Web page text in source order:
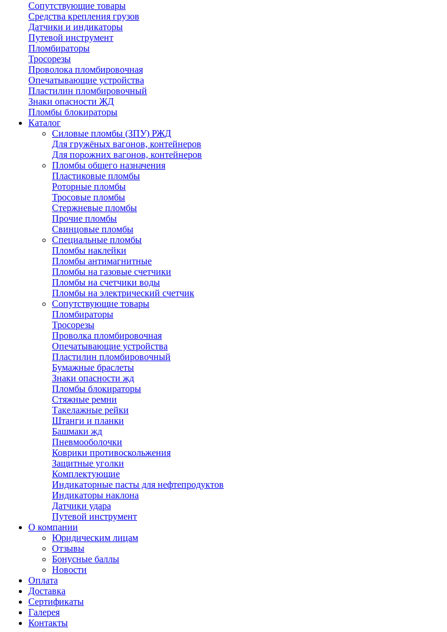
Сопутствующие товары
Средства крепления грузов
Датчики и индикаторы
Путевой инструмент
Пломбираторы
Тросорезы
Проволока пломбировочная
Опечатывающие устройства
Пластилин пломбировочный
Знаки опасности ЖД
Пломбы блокираторы
Каталог
Силовые пломбы (ЗПУ) РЖД
Для гружёных вагонов, контейнеров
Для порожних вагонов, контейнеров
Пломбы общего назначения
Пластиковые пломбы
Роторные пломбы
Тросовые пломбы
Стержневые пломбы
Прочие пломбы
Свинцовые пломбы
Специальные пломбы
Пломбы наклейки
Пломбы антимагнитные
Пломбы на газовые счетчики
Пломбы на счетчики воды
Пломбы на электрический счетчик
Сопутствующие товары
Пломбираторы
Тросорезы
Проволка пломбировочная
Опечатывающие устройства
Пластилин пломбировочный
Бумажные браслеты
Знаки опасности жд
Пломбы блокираторы
Стяжные ремни
Такелажные рейки
Штанги и планки
Башмаки жд
Пневмооболочки
Коврики противоскольжения
Защитные уголки
Комплектующие
Индикаторные пасты для нефтепродуктов
Индикаторы наклона
Датчики удара
Путевой инструмент
О компании
Юридическим лицам
Отзывы
Бонусные баллы
Новости
Оплата
Доставка
Сертификаты
Галерея
Контакты